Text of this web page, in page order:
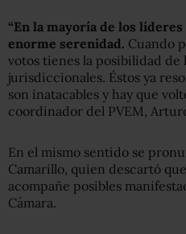
“En la mayoría de los
enorme serenidad. Cuando
votos tienes la posibilidad de
jurisdiccionales. Éstos ya
son inatacables y hay que
coordinador del PVEM,
En el mismo sentido se
Camarillo, quien descartó
acompañe posibles
Cámara.